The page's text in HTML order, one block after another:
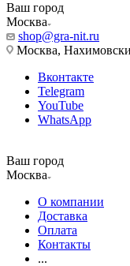
Ваш город
Москва
shop@gra-nit.ru
Москва,
Вконтакте
Telegram
YouTube
WhatsApp
Ваш город
Москва
О компании
Доставка
Оплата
Контакты
...